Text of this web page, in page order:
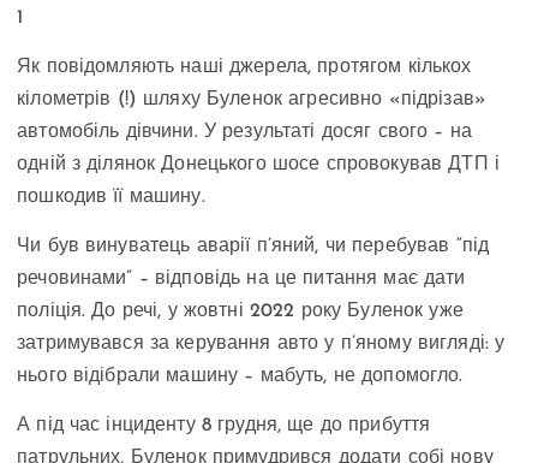
1
Як повідомляють наші джерела, протягом кількох
кілометрів (!) шляху Буленок агресивно «підрізав»
автомобіль дівчини. У результаті досяг свого – на
одній з ділянок Донецького шосе спровокував ДТП і
пошкодив її машину.
Чи був винуватець аварії п’яний, чи перебував “під
речовинами” – відповідь на це питання має дати
поліція. До речі, у жовтні 2022 року Буленок уже
затримувався за керування авто у п’яному вигляді: у
нього відібрали машину – мабуть, не допомогло.
А під час інциденту 8 грудня, ще до прибуття
патрульних, Буленок примудрився додати собі нову